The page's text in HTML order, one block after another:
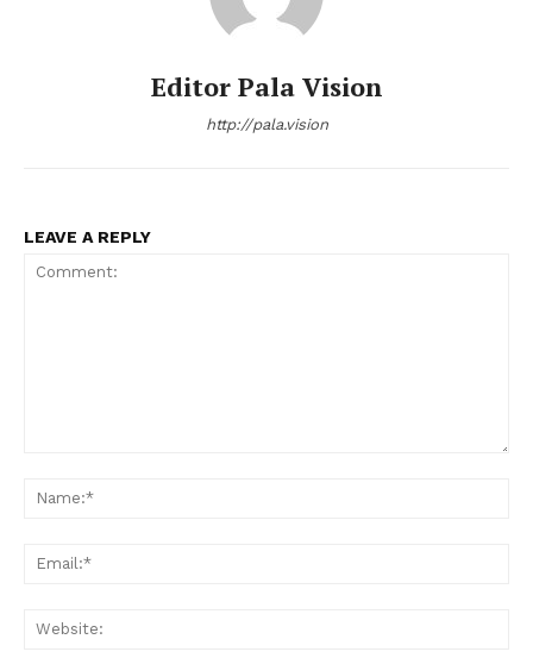
Editor Pala Vision
http://pala.vision
LEAVE A REPLY